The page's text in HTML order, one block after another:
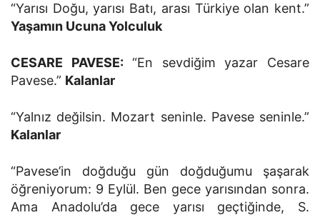
“Yarısı Doğu, yarısı Batı, arası Türkiye olan kent.”
Yaşamın Ucuna Yolculuk
CESARE PAVESE: “En sevdiğim yazar Cesare
Pavese.” Kalanlar
“Yalnız değilsin. Mozart seninle. Pavese seninle.”
Kalanlar
“Pavese’in doğduğu gün doğduğumu şaşarak
öğreniyorum: 9 Eylül. Ben gece yarısından sonra.
Ama Anadolu’da gece yarısı geçtiğinde, S.